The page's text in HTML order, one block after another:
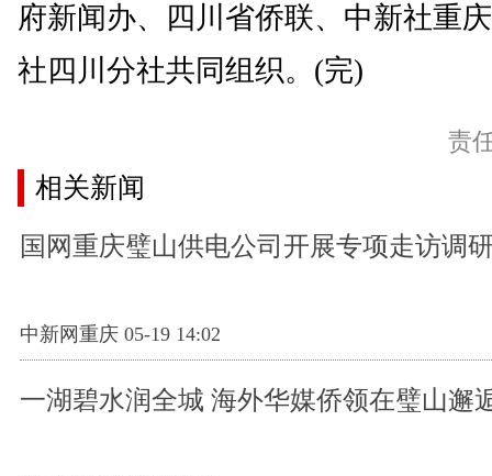
府新闻办、四川省侨联、中新社重
社四川分社共同组织。(完)
责
相关新闻
国网重庆璧山供电公司开展专项走访调
中新网重庆 05-19 14:02
一湖碧水润全城 海外华媒侨领在璧山邂